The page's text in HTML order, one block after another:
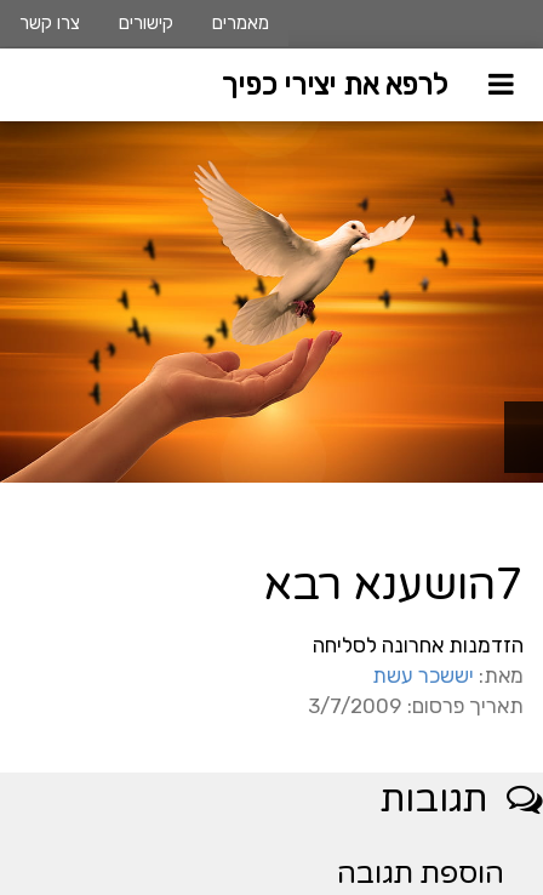
מאמרים קישורים צרו קשר
לרפא את יצירי כפיך
7הושענא רבא
הזדמנות אחרונה לסליחה
מאת: יששכר עשת
תאריך פרסום: 3/7/2009
תגובות
הוספת תגובה